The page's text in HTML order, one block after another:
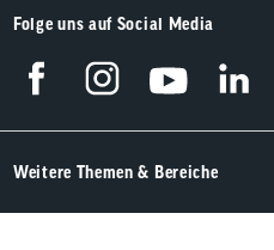
Folge uns auf Social Media
Weitere Themen & Bereiche